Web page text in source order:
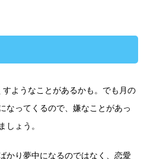
ようなことがあるかも。でも月の
なってくるので、嫌なことがあっ
しょう。
かり夢中になるのではなく、恋愛